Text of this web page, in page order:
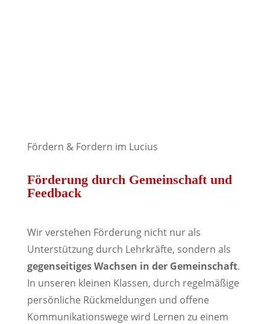
Fördern & Fordern im Lucius
Förderung durch Gemeinschaft und
Feedback
Wir verstehen Förderung nicht nur als
Unterstützung durch Lehrkräfte, sondern als
gegenseitiges Wachsen in der Gemeinschaft.
In unseren kleinen Klassen, durch regelmäßige
persönliche Rückmeldungen und offene
Kommunikationswege wird Lernen zu einem